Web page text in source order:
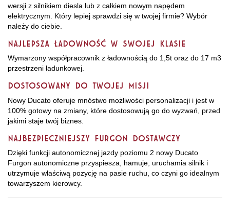
wersji z silnikiem diesla lub z całkiem nowym napędem
elektrycznym. Który lepiej sprawdzi się w twojej firmie? Wybór
należy do ciebie.
NAJLEPSZA ŁADOWNOŚĆ W SWOJEJ KLASIE
Wymarzony współpracownik z ładownością do 1,5t oraz do 17 m3
przestrzeni ładunkowej.
DOSTOSOWANY DO TWOJEJ MISJI
Nowy Ducato oferuje mnóstwo możliwości personalizacji i jest w
100% gotowy na zmiany, które dostosowują go do wyzwań, przed
jakimi staje twój biznes.
NAJBEZPIECZNIEJSZY FURGON DOSTAWCZY
Dzięki funkcji autonomicznej jazdy poziomu 2 nowy Ducato
Furgon autonomiczne przyspiesza, hamuje, uruchamia silnik i
utrzymuje właściwą pozycję na pasie ruchu, co czyni go idealnym
towarzyszem kierowcy.